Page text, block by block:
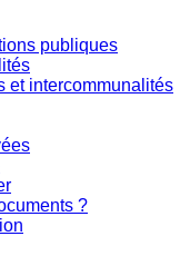
publiques
et intercommunalités
?